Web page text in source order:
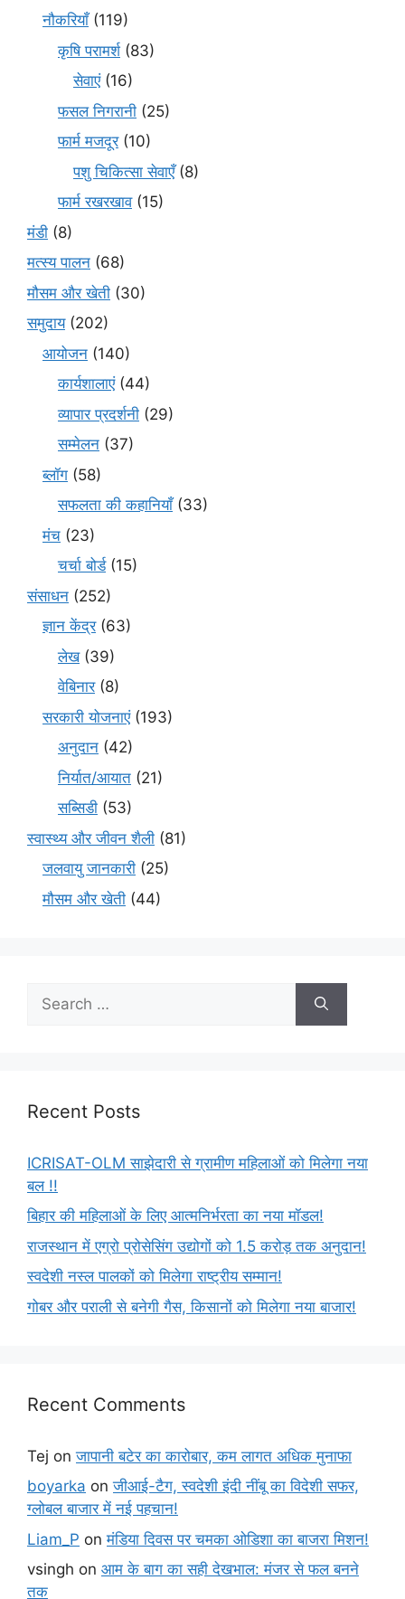
नौकरियाँ(119)
कृषि परामर्श(83)
सेवाएं(16)
फसल निगरानी (25)
फार्म मजदूर(10)
पशु चिकित्सा सेवाएँ(8)
फार्म रखरखाव(15)
मंडी (8)
मत्स्य पालन (68)
मौसम और खेती (30)
समुदाय(202)
आयोजन (140)
कार्यशालाएं(44)
व्यापार प्रदर्शनी (29)
सम्मेलन (37)
ब्लॉग (58)
सफलता की कहानियाँ(33)
मंच (23)
चर्चा बोर्ड(15)
संसाधन (252)
ज्ञान केंद्र(63)
लेख(39)
वेबिनार(8)
सरकारी योजनाएं(193)
अनुदान (42)
निर्यात/आयात (21)
सब्सिडी (53)
स्वास्थ्य और जीवन शैली (81)
जलवायु जानकारी (25)
मौसम और खेती (44)
Recent Posts
ICRISAT-OLM साझेदारी से ग्रामीण महिलाओं को मिलेगा नया
बल !!
बिहार की महिलाओं के लिए आत्मनिर्भरता का नया मॉडल!
राजस्थान में एग्रो प्रोसेसिंग उद्योगों को 1.5 करोड़ तक अनुदान!
स्वदेशी नस्ल पालकों को मिलेगा राष्ट्रीय सम्मान!
गोबर और पराली से बनेगी गैस, किसानों को मिलेगा नया बाजार!
Recent Comments
Tej onजापानी बटेर का कारोबार, कम लागत अधिक मुनाफा
boyarka onजीआई-टैग, स्वदेशी इंदी नींबू का विदेशी सफर,
ग्लोबल बाजार में नई पहचान!
Liam_P onमंडिया दिवस पर चमका ओडिशा का बाजरा मिशन!
vsingh on आम के बाग का सही देखभाल: मंजर से फल बनने
तक